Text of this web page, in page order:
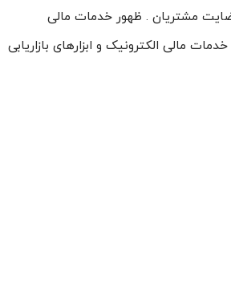
مشتریان . ظهور خدمات مالی
مالی الکترونیک و ابزارهای بازاریابی